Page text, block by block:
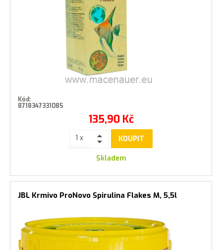
Kód:
8718347331085
135,90 Kč
KOUPIT
Skladem
JBL Krmivo ProNovo Spirulina Flakes M, 5,5l